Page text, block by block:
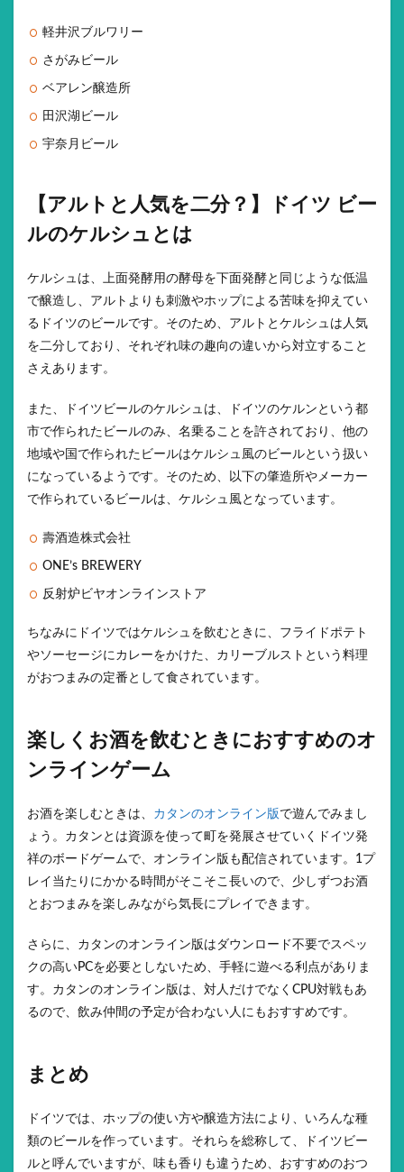
軽井沢ブルワリー
さがみビール
ベアレン醸造所
田沢湖ビール
宇奈月ビール
【アルトと人気を二分？】ドイツ ビー
ルのケルシュとは
ケルシュは、上面発酵用の酵母を下面発酵と同じような低温
で醸造し、アルトよりも刺激やホップによる苦味を抑えてい
るドイツのビールです。そのため、アルトとケルシュは人気
を二分しており、それぞれ味の趣向の違いから対立すること
さえあります。
また、ドイツビールのケルシュは、ドイツのケルンという都
市で作られたビールのみ、名乗ることを許されており、他の
地域や国で作られたビールはケルシュ風のビールという扱い
になっているようです。そのため、以下の肇造所やメーカー
で作られているビールは、ケルシュ風となっています。
壽酒造株式会社
ONE’s BREWERY
反射炉ビヤオンラインストア
ちなみにドイツではケルシュを飲むときに、フライドポテト
やソーセージにカレーをかけた、カリーブルストという料理
がおつまみの定番として食されています。
楽しくお酒を飲むときにおすすめのオ
ンラインゲーム
お酒を楽しむときは、 カタンのオンライン版 で遊んでみまし
ょう。カタンとは資源を使って町を発展させていくドイツ発
祥のボードゲームで、オンライン版も配信されています。1プ
レイ当たりにかかる時間がそこそこ長いので、少しずつお酒
とおつまみを楽しみながら気長にプレイできます。
さらに、カタンのオンライン版はダウンロード不要でスペッ
クの高いPCを必要としないため、手軽に遊べる利点がありま
す。カタンのオンライン版は、対人だけでなくCPU対戦もあ
るので、飲み仲間の予定が合わない人にもおすすめです。
まとめ
ドイツでは、ホップの使い方や醸造方法により、いろんな種
類のビールを作っています。それらを総称して、ドイツビー
ルと呼んでいますが、味も香りも違うため、おすすめのおつ